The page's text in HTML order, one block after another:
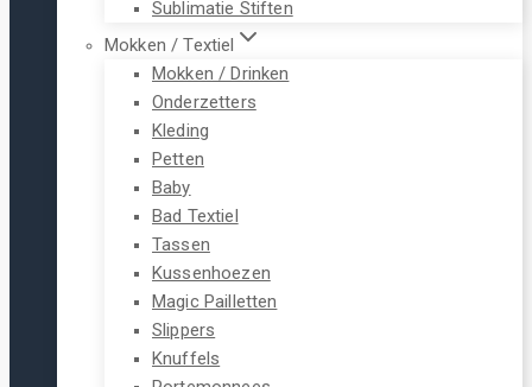
Sublimatie Stiften
Mokken / Textiel
Mokken / Drinken
Onderzetters
Kleding
Petten
Baby
Bad Textiel
Tassen
Kussenhoezen
Magic Pailletten
Slippers
Knuffels